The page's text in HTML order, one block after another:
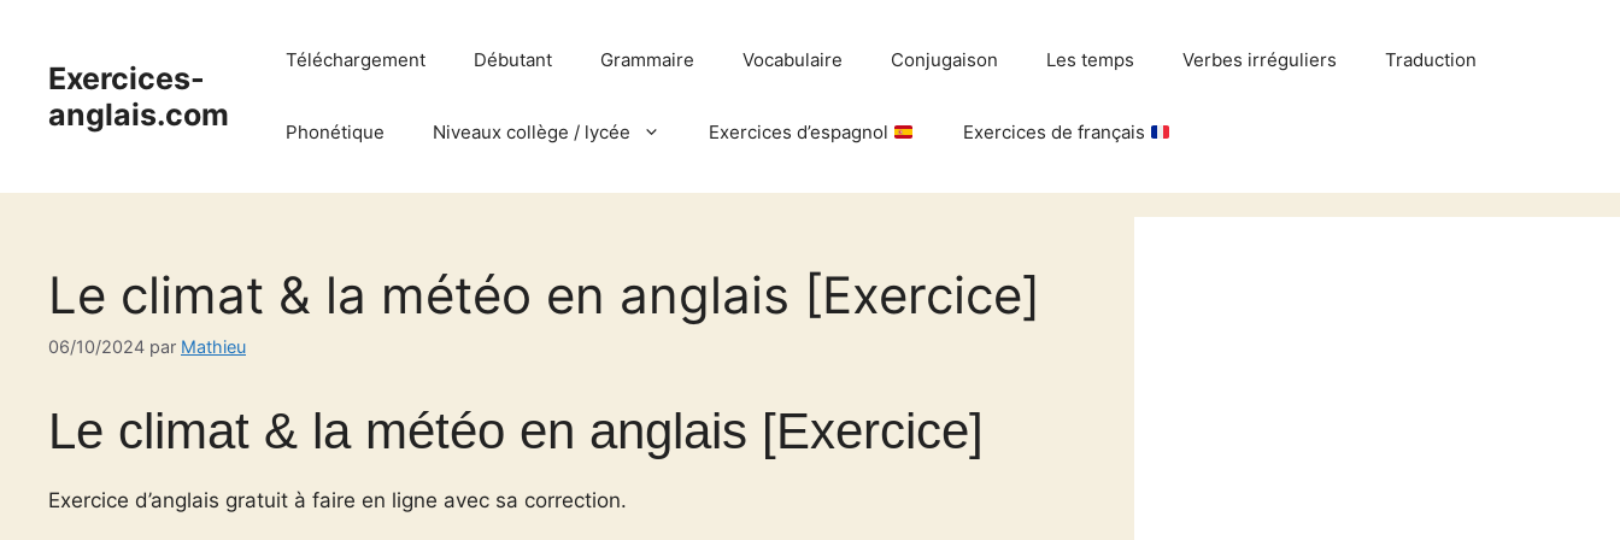
contenuExercices-
anglais.com
Téléchargement Débutant Grammaire Vocabulaire Conjugaison Les temps Verbes irréguliers Traduction
Phonétique Niveaux collège / lycée Exercices d’espagnol Exercices de français
Le climat & la météo en anglais [Exercice]
06/10/2024 par Mathieu
Le climat & la météo en anglais [Exercice]
Exercice d’anglais gratuit à faire en ligne avec sa correction.